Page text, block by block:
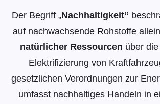
Der Begriff „Nachhaltigkeit“
auf nachwachsende Rohstoffe
natürlicher Ressourcen über
Elektrifizierung von
gesetzlichen Verordnungen zur
umfasst nachhaltiges Handeln in